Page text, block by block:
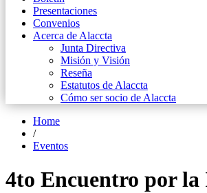
Presentaciones
Convenios
Acerca de Alaccta
Junta Directiva
Misión y Visión
Reseña
Estatutos de Alaccta
Cómo ser socio de Alaccta
Home
/
Eventos
4to Encuentro por la